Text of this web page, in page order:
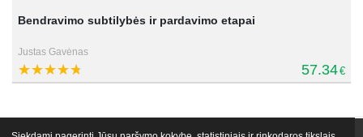
Bendravimo subtilybės ir pardavimo etapai
Justas Gavėnas
57.34€